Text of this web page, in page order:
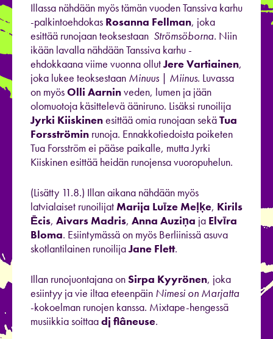
Illassa nähdään myös tämän vuoden Tanssiva karhu
-palkintoehdokas Rosanna Fellman, joka
esittää runojaan teoksestaan Strömsöborna. Niin
ikään lavalla nähdään Tanssiva karhu -
ehdokkaana viime vuonna ollutJere Vartiainen,
joka lukee teoksestaan Minuus | Miinus. Luvassa
on myösOlli Aarninveden, lumen ja jään
olomuotoja käsittelevä ääniruno. Lisäksi runoilija
Jyrki Kiiskinenesittää omia runojaan sekäTua
Forsströmin runoja. Ennakkotiedoista poiketen
Tua Forsström ei pääse paikalle, mutta Jyrki
Kiiskinen esittää heidän runojensa vuoropuhelun.
(Lisätty 11.8.) Illan aikana nähdään myös
latvialaiset runoilijatMarija Luīze Meļķe, Kirils
Ēcis, Aivars Madris, Anna Auziņa ja Elvīra
Bloma. Esiintymässä on myös Berliinissä asuva
skotlantilainen runoilijaJane Flett.
Illan runojuontajana onSirpa Kyyrönen, joka
esiintyy ja vie iltaa eteenpäin Nimesi on Marjatta
-kokoelman runojen kanssa. Mixtape-hengessä
musiikkia soittaadj flâneuse.